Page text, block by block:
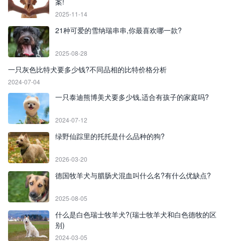
2025-11-14
21种可爱的雪纳瑞串串,你最喜欢哪一款?
2025-08-28
一只灰色比特犬要多少钱?不同品相的比特价格分析
2024-07-04
一只泰迪熊博美犬要多少钱,适合有孩子的家庭吗?
2024-07-12
绿野仙踪里的托托是什么品种的狗?
2026-03-20
德国牧羊犬与腊肠犬混血叫什么名?有什么优缺点?
2025-08-05
什么是白色瑞士牧羊犬?(瑞士牧羊犬和白色德牧的区
别)
2024-03-05